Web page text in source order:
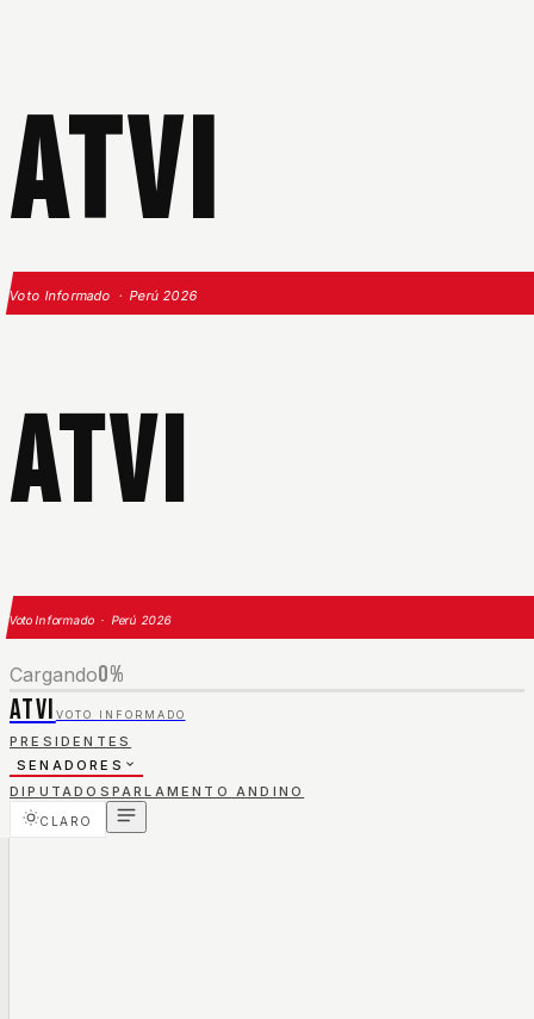
ATVI
Voto Informado · Perú 2026
ATVI
Voto Informado · Perú 2026
Cargando0%
ATVI VOTO INFORMADO
PRESIDENTES
SENADORES
DIPUTADOS PARLAMENTO ANDINO
CLARO